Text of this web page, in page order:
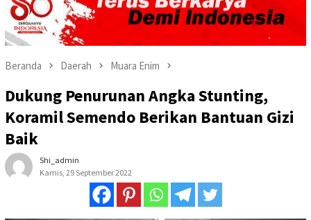
Beranda Daerah Muara Enim
Dukung Penurunan Angka Stunting,
Koramil Semendo Berikan Bantuan Gizi
Baik
Shi_admin
Kamis, 29 September 2022